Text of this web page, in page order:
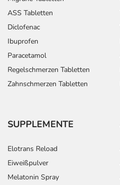
ASS Tabletten
Diclofenac
Ibuprofen
Paracetamol
Regelschmerzen Tabletten
Zahnschmerzen Tabletten
SUPPLEMENTE
Elotrans Reload
Eiweißpulver
Melatonin Spray